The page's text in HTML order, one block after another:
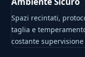
Spazi recintati,
taglia e
costante